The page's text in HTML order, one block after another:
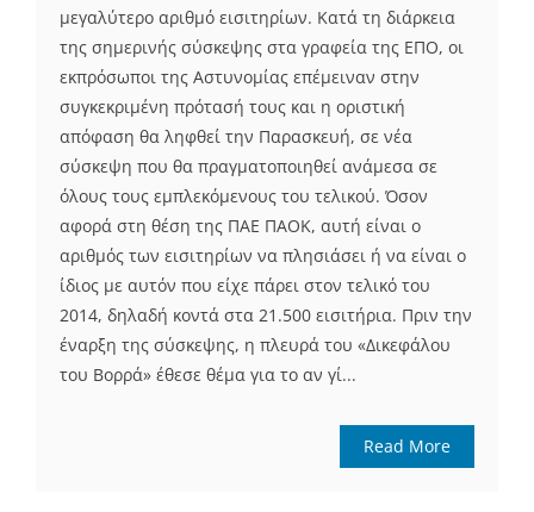
μεγαλύτερο αριθμό εισιτηρίων. Κατά τη διάρκεια
της σημερινής σύσκεψης στα γραφεία της ΕΠΟ, οι
εκπρόσωποι της Αστυνομίας επέμειναν στην
συγκεκριμένη πρότασή τους και η οριστική
απόφαση θα ληφθεί την Παρασκευή, σε νέα
σύσκεψη που θα πραγματοποιηθεί ανάμεσα σε
όλους τους εμπλεκόμενους του τελικού. Όσον
αφορά στη θέση της ΠΑΕ ΠΑΟΚ, αυτή είναι ο
αριθμός των εισιτηρίων να πλησιάσει ή να είναι ο
ίδιος με αυτόν που είχε πάρει στον τελικό του
2014, δηλαδή κοντά στα 21.500 εισιτήρια. Πριν την
έναρξη της σύσκεψης, η πλευρά του «Δικεφάλου
του Βορρά» έθεσε θέμα για το αν γί...
Read More